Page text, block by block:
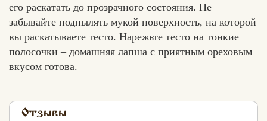
его раскатать до прозрачного состояния. Не
забывайте подпылять мукой поверхность, на которой
вы раскатываете тесто. Нарежьте тесто на тонкие
полосочки – домашняя лапша с приятным ореховым
вкусом готова.
Отзывы